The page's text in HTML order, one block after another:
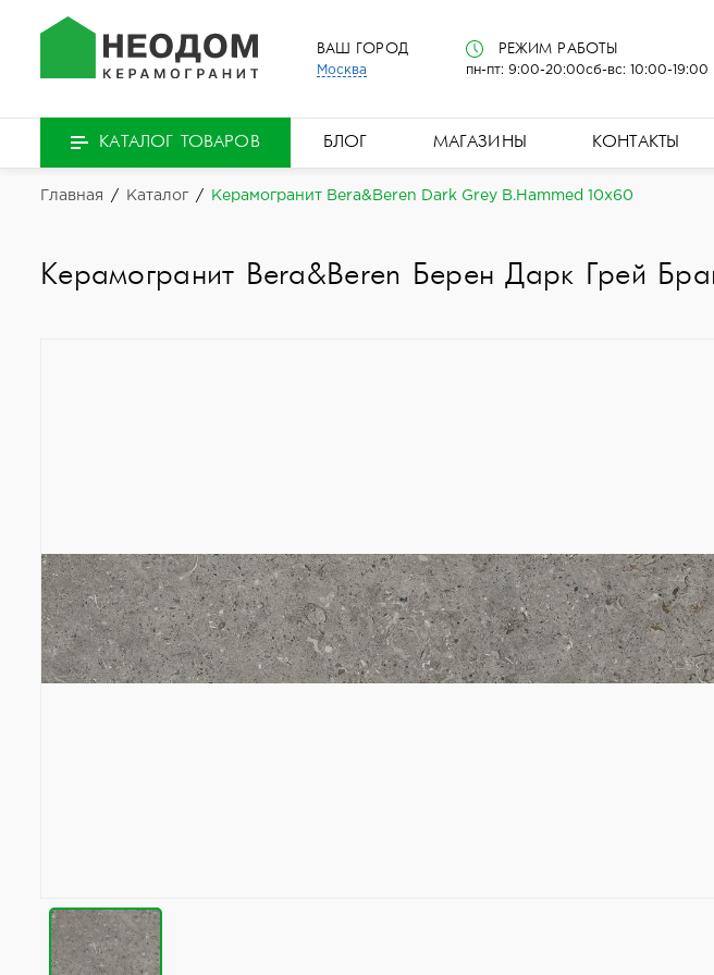
ВАШ ГОРОД
Москва
РЕЖИМ РАБОТЫ
пн-пт: 9:00-20:00сб-вс: 10:00-19:00
КАТАЛОГ ТОВАРОВ БЛОГ МАГАЗИНЫ КОНТАКТЫ
Главная / Каталог / Керамогранит Bera&Beren Dark Grey B.Hammed 10x60
Керамогранит Bera&Beren Берен Дарк Грей